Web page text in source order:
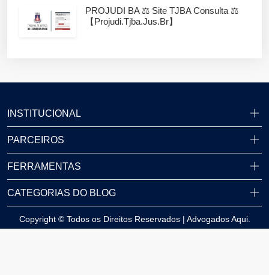
PROJUDI BA ⚖️ Site TJBA Consulta ⚖️
【projudi.tjba.jus.br】
INSTITUCIONAL
PARCEIROS
FERRAMENTAS
CATEGORIAS DO BLOG
Copyright © Todos os Direitos Reservados | Advogados Aqui.